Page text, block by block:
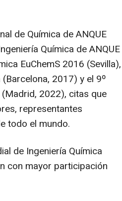
de Química de ANQUE
Química de ANQUE
EuChemS 2016 (Sevilla),
2017) y el 9º
2022), citas que
representantes
todo el mundo.
de Ingeniería Química
con mayor participación